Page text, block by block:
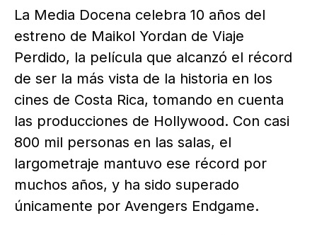
La Media Docena celebra 10 años del
estreno de Maikol Yordan de Viaje
Perdido, la película que alcanzó el récord
de ser la más vista de la historia en los
cines de Costa Rica, tomando en cuenta
las producciones de Hollywood. Con casi
800 mil personas en las salas, el
largometraje mantuvo ese récord por
muchos años, y ha sido superado
únicamente por Avengers Endgame.